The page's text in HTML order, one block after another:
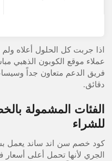
اذا جربت كل الحلول أعلاه
عملاء موقع الكوبون الذهبي
فريق الدعم متعاون جداً
دقائق.
الفئات المشمولة
للشراء
كود خصم سن اند ساند يعمل
الجري لأنها تحمل أعلى